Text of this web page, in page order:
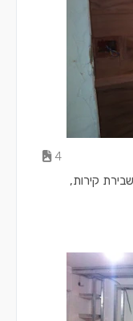
4
קירות,